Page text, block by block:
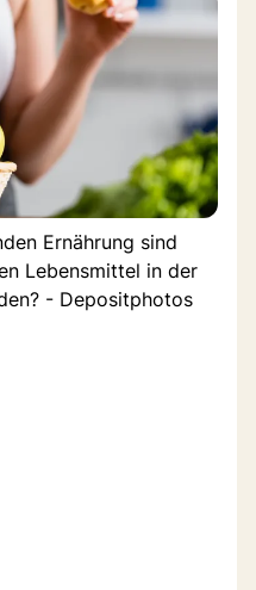
Ernährung sind
Lebensmittel in der
- Depositphotos